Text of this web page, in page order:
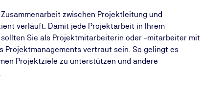
zwischen Projektleitung und
verläuft. Damit jede Projektarbeit in Ihrem
Sie als Projektmitarbeiterin oder -mitarbeiter mit
Projektmanagements vertraut sein. So gelingt es
Projektziele zu unterstützen und andere